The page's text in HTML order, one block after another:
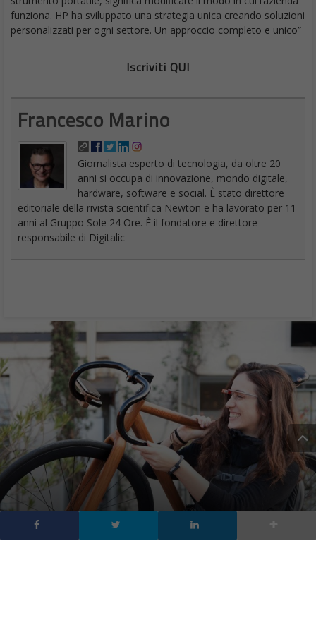
funziona. HP ha sviluppato una strategia unica creando soluzioni
personalizzati per ogni settore. Un approccio completo e unico”
Iscriviti QUI
Francesco Marino
Giornalista esperto di tecnologia, da oltre 20
anni si occupa di innovazione, mondo digitale,
hardware, software e social. È stato direttore
editoriale della rivista scientifica Newton e ha lavorato per 11
anni al Gruppo Sole 24 Ore. È il fondatore e direttore
responsabile di Digitalic
Caterina Falleni: “La